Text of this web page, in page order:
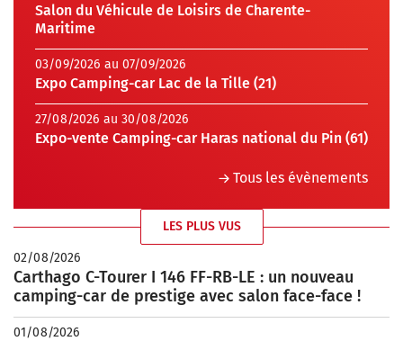
Salon du Véhicule de Loisirs de Charente-
Maritime
03/09/2026 au 07/09/2026
Expo Camping-car Lac de la Tille (21)
27/08/2026 au 30/08/2026
Expo-vente Camping-car Haras national du Pin (61)
Tous les évènements
LES PLUS VUS
02/08/2026
Carthago C-Tourer I 146 FF-RB-LE : un nouveau
camping-car de prestige avec salon face-face !
01/08/2026